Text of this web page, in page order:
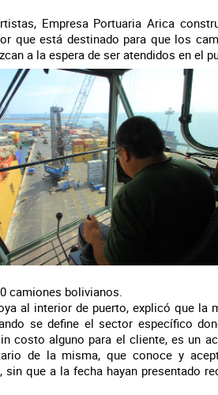
Empresa Portuaria Arica
que está destinado para que los
a la espera de ser atendidos en el
camiones bolivianos.
al interior de puerto, explicó que la
se define el sector específico
costo alguno para el cliente, es un
de la misma, que conoce y
que a la fecha hayan presentado